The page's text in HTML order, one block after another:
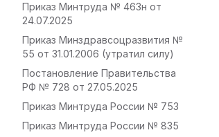
Приказ Минтруда № 463н от
24.07.2025
Приказ Минздравсоцразвития №
55 от 31.01.2006 (утратил силу)
Постановление Правительства
РФ № 728 от 27.05.2025
Приказ Минтруда России № 753
Приказ Минтруда России № 835